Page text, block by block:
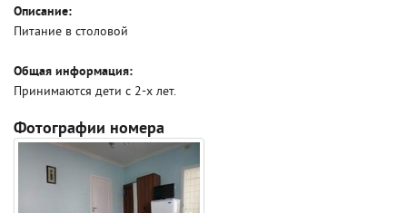
Описание:
Питание в столовой
Общая информация:
Принимаются дети с 2-х лет.
Фотографии номера